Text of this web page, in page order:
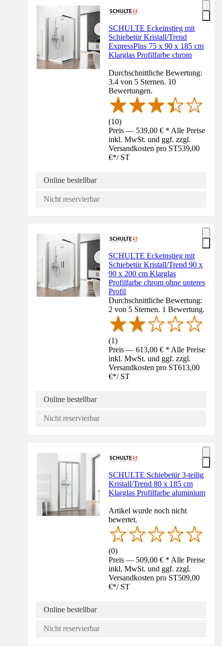
SCHULTE Eckeinstieg mit
Schiebetür Kristall/Trend
ExpressPlus 75 x 90 x 185 cm
Klarglas Profilfarbe chrom
Durchschnittliche Bewertung:
3.4 von 5 Sternen. 10
Bewertungen.
(10)
Preis — 539,00 € * Alle Preise
inkl. MwSt. und ggf. zzgl.
Versandkosten pro ST539,00
€*/ ST
Online bestellbar
Nicht reservierbar
SCHULTE Eckeinstieg mit
Schiebetür Kristall/Trend 90 x
90 x 200 cm Klarglas
Profilfarbe chrom ohne unteres
Profil
Durchschnittliche Bewertung:
2 von 5 Sternen. 1 Bewertung.
(1)
Preis — 613,00 € * Alle Preise
inkl. MwSt. und ggf. zzgl.
Versandkosten pro ST613,00
€*/ ST
Online bestellbar
Nicht reservierbar
SCHULTE Schiebetür 3-teilig
Kristall/Trend 80 x 185 cm
Klarglas Profilfarbe aluminium
Artikel wurde noch nicht
bewertet.
(0)
Preis — 509,00 € * Alle Preise
inkl. MwSt. und ggf. zzgl.
Versandkosten pro ST509,00
€*/ ST
Online bestellbar
Nicht reservierbar